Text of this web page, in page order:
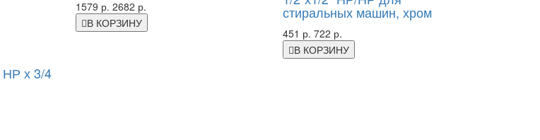
1579 р. 2682 р.
В КОРЗИНУ
стиральных машин, хром
451 р. 722 р.
В КОРЗИНУ
НР х 3/4